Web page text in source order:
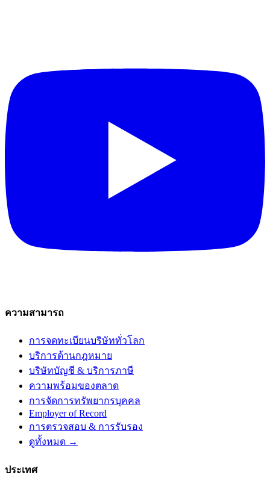
ความสามารถ
การจดทะเบียนบริษัททั่วโลก
บริการด้านกฎหมาย
บริษัทบัญชี & บริการภาษี
ความพร้อมของตลาด
การจัดการทรัพยากรบุคคล
Employer of Record
การตรวจสอบ & การรับรอง
ดูทั้งหมด →
ประเทศ